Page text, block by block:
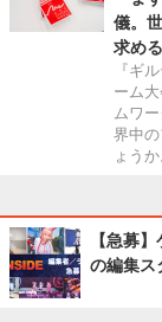
儀。
求め
『ギ
ーム
ムワ
界中
ょうか
【急募
の編集ス